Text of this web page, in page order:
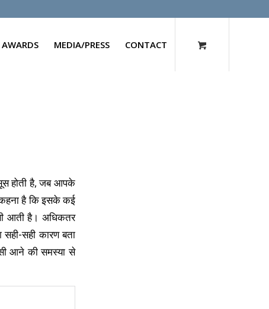
AWARDS MEDIA/PRESS CONTACT
होती है, जब आपके
है कि इसके कई
आती है। अधिकतर
सही कारण बता
आने की समस्या से